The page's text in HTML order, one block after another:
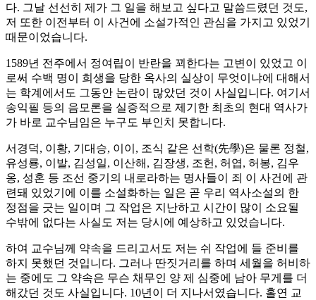
다. 그날 선선히 제가 그 일을 해보고 싶다고 말씀드렸던 것도,
저 또한 이전부터 이 사건에 소설가적인 관심을 가지고 있었기
때문이었습니다.
1589년 전주에서 정여립이 반란을 꾀한다는 고변이 있었고 이
로써 수백 명이 희생을 당한 옥사의 실상이 무엇이냐에 대해서
는 학계에서도 그동안 논란이 많았던 것이 사실입니다. 여기서
송익필 등의 음모론을 실증적으로 제기한 최초의 현대 역사가
가 바로 교수님임은 누구도 부인치 못합니다.
서경덕, 이황, 기대승, 이이, 조식 같은 선학(先學)은 물론 정철,
유성룡, 이발, 김성일, 이산해, 김장생, 조헌, 허엽, 허봉, 김우
옹, 성혼 등 조선 중기의 내로라하는 명사들이 죄 이 사건에 관
련돼 있었기에 이를 소설화하는 일은 곧 우리 역사소설의 한
정점을 긋는 일이며 그 작업은 지난하고 시간이 많이 소요될
수밖에 없다는 사실도 저는 당시에 예상하고 있었습니다.
하여 교수님께 약속을 드리고서도 저는 쉬 작업에 들 준비를
하지 못했던 것입니다. 그러나 딴짓거리를 하며 세월을 허비하
는 중에도 그 약속은 무슨 채무인 양 제 심중에 남아 무게를 더
해갔던 것도 사실입니다. 10년이 더 지나서였습니다. 홀연 교